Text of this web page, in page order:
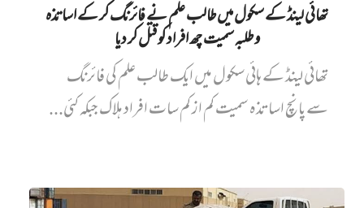
تھائی لینڈ کے سکول میں طالب علم نے فائرنگ کر کے اساتذہ
و طلبہ سمیت چھ افراد کو قتل کر دیا
تھائی لینڈ کے ہائی سکول میں ایک طالب علم کی فائرنگ
سے پانچ اساتذہ سمیت کم از کم سات افراد ہلاک جبکہ کئی...